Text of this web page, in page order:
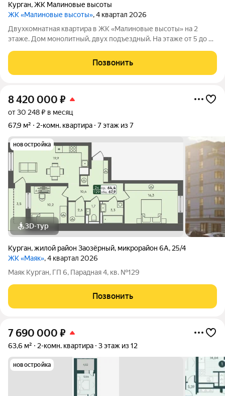
Курган,ЖК Малиновые высоты
ЖК «Малиновые высоты», 4 квартал 2026
Двухкомнатная квартира в ЖК «Малиновые высоты» на 2
этаже. Дом монолитный, двух подъездный. На этаже от 5 до 7
Оформление сделки по договору долевого участия. ЖК
«Малиновые высоты»
Позвонить
8 420 000 ₽
от 30 248 ₽ в месяц
67,9 м²
2-комн. квартира 7 этаж из 7
новостройка
3D-тур
Курган,жилой район Заозёрный, микрорайон 6А, 25/4
ЖК «Маяк», 4 квартал 2026
Маяк Курган, ГП 6, Парадная 4, кв. №129
Позвонить
7 690 000 ₽
63,6 м² 2-комн. квартира 3 этаж из 12
новостройка